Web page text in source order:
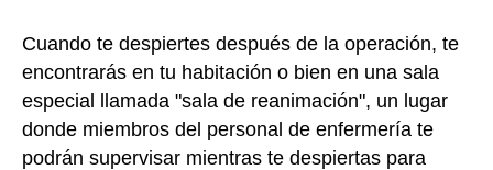
Cuando te despiertes después de la operación, te
encontrarás en tu habitación o bien en una sala
especial llamada "sala de reanimación", un lugar
donde miembros del personal de enfermería te
podrán supervisar mientras te despiertas para